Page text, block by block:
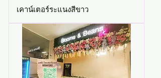
เคาน์เตอร์ระแนงสีขาว